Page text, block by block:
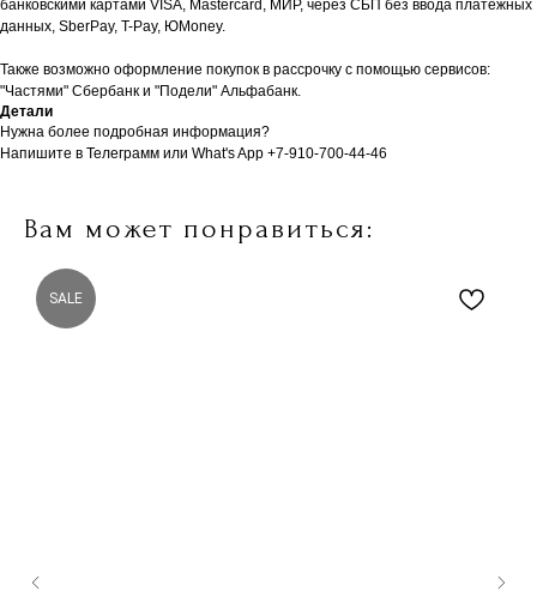
банковскими картами VISA, Mastercard, МИР, через СБП без ввода платёжных
данных, SberPay, T-Pay, ЮMoney.
Также возможно оформление покупок в рассрочку с помощью сервисов:
"Частями" Сбербанк и "Подели" Альфабанк.
Детали
Нужна более подробная информация?
Напишите в Телеграмм или What's App +7-910-700-44-46
Вам может понравиться:
SALE